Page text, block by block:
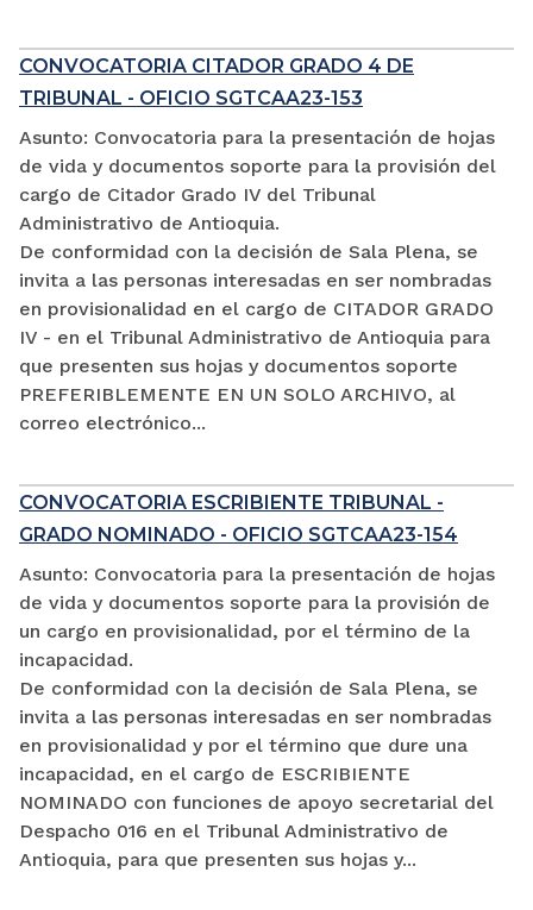
CONVOCATORIA CITADOR GRADO 4 DE
TRIBUNAL - OFICIO SGTCAA23-153
Asunto: Convocatoria para la presentación de hojas
de vida y documentos soporte para la provisión del
cargo de Citador Grado IV del Tribunal
Administrativo de Antioquia.
De conformidad con la decisión de Sala Plena, se
invita a las personas interesadas en ser nombradas
en provisionalidad en el cargo de CITADOR GRADO
IV - en el Tribunal Administrativo de Antioquia para
que presenten sus hojas y documentos soporte
PREFERIBLEMENTE EN UN SOLO ARCHIVO, al
correo electrónico...
CONVOCATORIA ESCRIBIENTE TRIBUNAL -
GRADO NOMINADO - OFICIO SGTCAA23-154
Asunto: Convocatoria para la presentación de hojas
de vida y documentos soporte para la provisión de
un cargo en provisionalidad, por el término de la
incapacidad.
De conformidad con la decisión de Sala Plena, se
invita a las personas interesadas en ser nombradas
en provisionalidad y por el término que dure una
incapacidad, en el cargo de ESCRIBIENTE
NOMINADO con funciones de apoyo secretarial del
Despacho 016 en el Tribunal Administrativo de
Antioquia, para que presenten sus hojas y...